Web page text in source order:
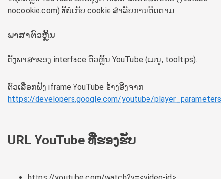
nocookie.com) ທີ່ບໍ່ເກັບ cookie ສໍາລັບການຕິດຕາມ
ພາສາຕົວຫຼິ້ນ
ຕັ້ງພາສາຂອງ interface ຕົວຫຼິ້ນ YouTube (ເມນູ, tooltips).
ຕົວເລືອກຝັງ iframe YouTube ອ້າງອີງຈາກ
https://developers.google.com/youtube/player_parameters
URL YouTube ທີ່ຮອງຮັບ